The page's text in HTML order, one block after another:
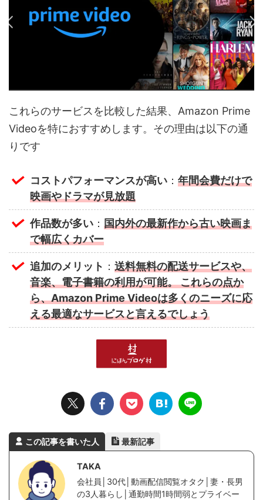
これらのサービスを比較した結果、Amazon Prime
Videoを特におすすめします。その理由は以下の通
りです
コストパフォーマンスが高い ： 年間会費だけで
映画やドラマが見放題
作品数が多い ： 国内外の最新作から古い映画ま
で幅広くカバー
追加のメリット ： 送料無料の配送サービスや、
音楽、電子書籍の利用が可能。 これらの点か
ら、Amazon Prime Videoは多くのニーズに応
える最適なサービスと言えるでしょう
この記事を書いた人 最新記事
TAKA
会社員│30代│動画配信閲覧オタク│妻・長男
の3人暮らし│通勤時間1時間弱とプライベー